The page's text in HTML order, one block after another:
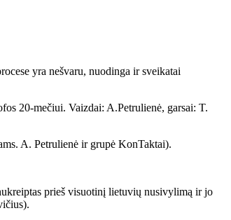
yra nešvaru, nuodinga ir sveikatai
20-mečiui. Vaizdai: A.Petrulienė, garsai: T.
A. Petrulienė ir grupė KonTaktai).
prieš visuotinį lietuvių nusivylimą ir jo